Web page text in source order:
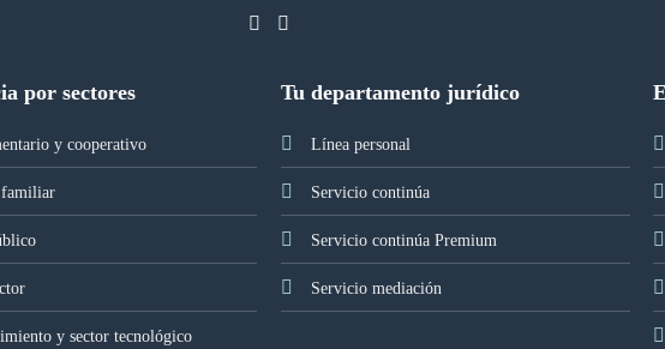
por sectores
y cooperativo
familiar
y sector tecnológico
Tu departamento jurídico
Línea personal
Servicio continúa
Servicio continúa Premium
Servicio mediación